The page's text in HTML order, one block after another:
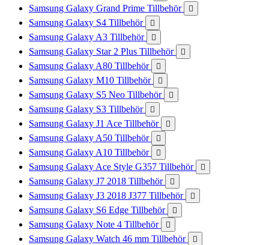
Samsung Galaxy Grand Prime Tillbehör 
Samsung Galaxy S4 Tillbehör 
Samsung Galaxy A3 Tillbehör 
Samsung Galaxy Star 2 Plus Tillbehör 
Samsung Galaxy A80 Tillbehör 
Samsung Galaxy M10 Tillbehör 
Samsung Galaxy S5 Neo Tillbehör 
Samsung Galaxy S3 Tillbehör 
Samsung Galaxy J1 Ace Tillbehör 
Samsung Galaxy A50 Tillbehör 
Samsung Galaxy A10 Tillbehör 
Samsung Galaxy Ace Style G357 Tillbehör 
Samsung Galaxy J7 2018 Tillbehör 
Samsung Galaxy J3 2018 J377 Tillbehör 
Samsung Galaxy S6 Edge Tillbehör 
Samsung Galaxy Note 4 Tillbehör 
Samsung Galaxy Watch 46 mm Tillbehör 